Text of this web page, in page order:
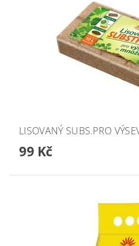
LISOVANÝ SUBS.PRO
99 Kč